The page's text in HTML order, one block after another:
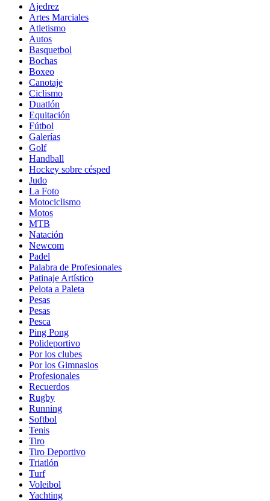
Ajedrez
Artes Marciales
Atletismo
Autos
Basquetbol
Bochas
Boxeo
Canotaje
Ciclismo
Duatlón
Equitación
Fútbol
Galerías
Golf
Handball
Hockey sobre césped
Judo
La Foto
Motociclismo
Motos
MTB
Natación
Newcom
Padel
Palabra de Profesionales
Patinaje Artístico
Pelota a Paleta
Pesas
Pesas
Pesca
Ping Pong
Polideportivo
Por los clubes
Por los Gimnasios
Profesionales
Recuerdos
Rugby
Running
Softbol
Tenis
Tiro
Tiro Deportivo
Triatlón
Turf
Voleibol
Yachting